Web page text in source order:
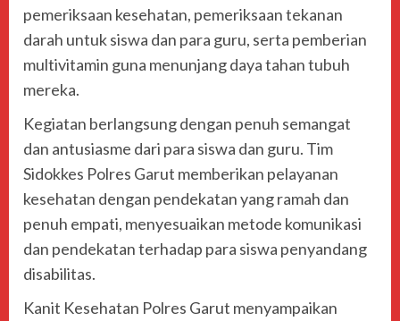
pemeriksaan kesehatan, pemeriksaan tekanan
darah untuk siswa dan para guru, serta pemberian
multivitamin guna menunjang daya tahan tubuh
mereka.
Kegiatan berlangsung dengan penuh semangat
dan antusiasme dari para siswa dan guru. Tim
Sidokkes Polres Garut memberikan pelayanan
kesehatan dengan pendekatan yang ramah dan
penuh empati, menyesuaikan metode komunikasi
dan pendekatan terhadap para siswa penyandang
disabilitas.
Kanit Kesehatan Polres Garut menyampaikan